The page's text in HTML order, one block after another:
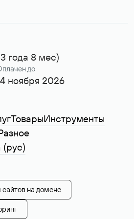
года 8 мес)
до
ноября 2026
ТоварыИнструменты
сайтов на домене